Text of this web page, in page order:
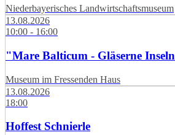
Niederbayerisches Landwirtschaftsmuseum
13.08.2026
10:00 - 16:00
"Mare Balticum - Gläserne
Museum im Fressenden Haus
13.08.2026
18:00
Hoffest Schnierle